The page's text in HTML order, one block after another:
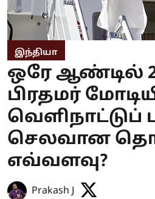
இந்தியா
ஒரே ஆண்டில்
பிரதமர்
செலவான
எவ்வளவு?
Prakash J